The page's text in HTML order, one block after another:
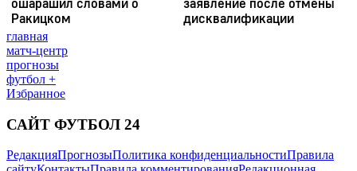
главная
матч-центр
прогнозы
футбол +
Избранное
САЙТ ФУТБОЛ 24
РедакцияПрогнозыПолитика конфиденциальностиПравила